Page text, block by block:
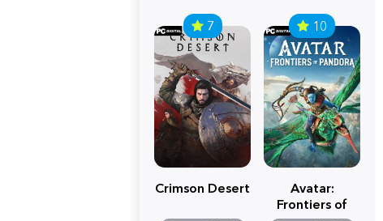
7
Crimson Desert
10
Avatar:
Frontiers of